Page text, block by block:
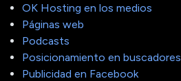
OK Hosting en los medios
Páginas web
Podcasts
Posicionamiento en buscadores
Publicidad en Facebook